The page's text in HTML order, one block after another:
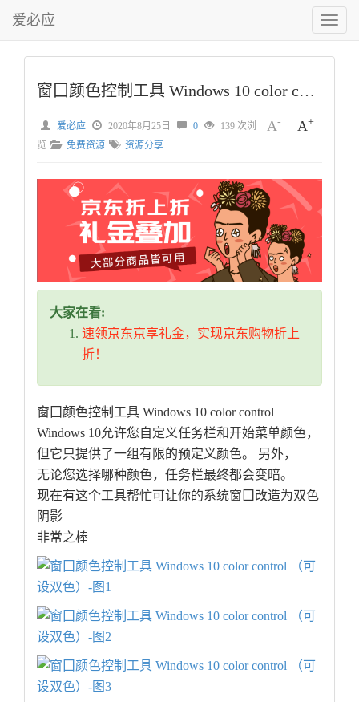
切
换
菜
爱必应
窗囗颜色控制工具 Windows 10 color control （可设双色）
A- A+
爱必应 2020年8月25日 0
139 次浏
览
免费资源 资源分享
大家在看:
速领京东京享礼金，实现京东购物折上
折！
窗囗颜色控制工具 Windows 10 color control
Windows 10允许您自定义任务栏和开始菜单颜色，
但它只提供了一组有限的预定义颜色。 另外，
无论您选择哪种颜色，任务栏最终都会变暗。
现在有这个工具帮忙可让你的系统窗囗改造为双色
阴影
非常之棒